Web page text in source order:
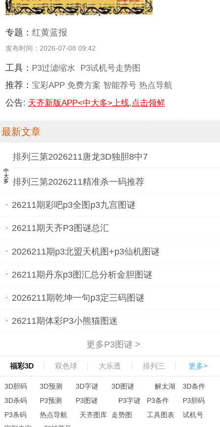
专题： 红黄蓝报
发布时间：2026-07-08 09:42
工具： P3过滤缩水 P3试机号走势图
推荐： 宝彩APP 免费方案 智能荐号 热点导航
公告: 天齐新版APP<中大多>上线,点击领鲜
最新文章
中大多
排列三第2026211唐龙3D独胆8中7
排列三第2026211精准杀一码推荐
26211期彩吧p3全图p3九宫图谜
26211期天齐P3图谜总汇
2026211期p3北盟天机图+p3仙机图谜
26211期丹东p3图汇总分析金胆图谜
2026211期乾坤一句p3定三码图谜
26211期体彩P3小熊猫图迷
更多P3图谜 >
福彩3D 双色球 大乐透 排列三 更多>
3D胆码 3D预测 3D字谜 3D图谜 解太湖
3D条件
3D杀码
P3预测 P3图谜 P3字谜 P3条件
P3胆码
P3杀码
热点导航 天齐图库 走势图 工具图表
试机号